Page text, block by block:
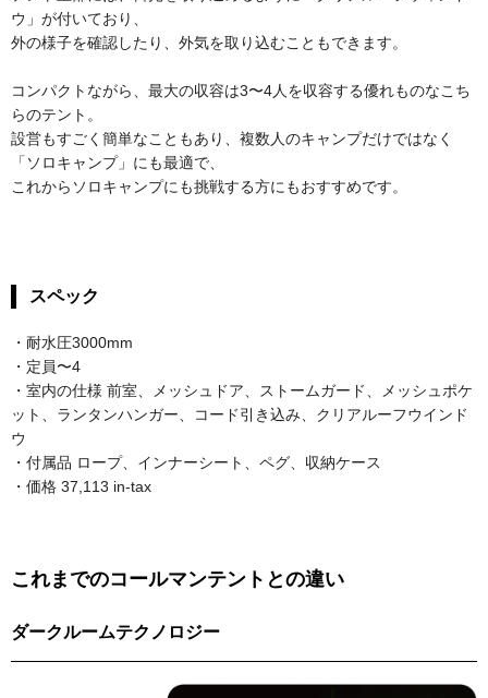
ウ」が付いており、
外の様子を確認したり、外気を取り込むこともできます。
コンパクトながら、最大の収容は3〜4人を収容する優れものなこち
らのテント。
設営もすごく簡単なこともあり、複数人のキャンプだけではなく
「ソロキャンプ」にも最適で、
これからソロキャンプにも挑戦する方にもおすすめです。
スペック
・耐水圧3000mm
・定員〜4
・室内の仕様 前室、メッシュドア、ストームガード、メッシュポケ
ット、ランタンハンガー、コード引き込み、クリアルーフウインド
ウ
・付属品 ロープ、インナーシート、ペグ、収納ケース
・価格 37,113 in-tax
これまでのコールマンテントとの違い
ダークルームテクノロジー